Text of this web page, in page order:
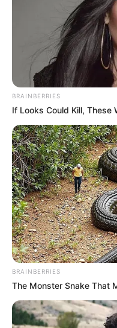
BRAINBERRIES
If Looks Could Kill, These
BRAINBERRIES
The Monster Snake That